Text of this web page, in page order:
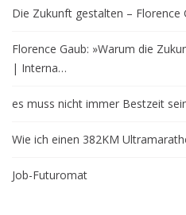
Die Zukunft gestalten – Florence
Florence Gaub: »Warum die
| Interna…
es muss nicht immer Bestzeit
Wie ich einen 382KM
Job-Futuromat